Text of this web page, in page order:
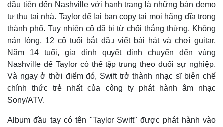
Biển đảo
đầu tiên đến Nashville với hành trang là những bản demo
tự thu tại nhà. Taylor để lại bản copy tại mọi hãng đĩa trong
thành phố. Tuy nhiên cô đã bị từ chối thẳng thừng. Không
nản lòng, 12 cô tuổi bắt đầu viết bài hát và chơi guitar.
Năm 14 tuổi, gia đình quyết định chuyển đến vùng
Nashville để Taylor có thể tập trung theo đuổi sự nghiệp.
Và ngay ở thời điểm đó, Swift trở thành nhạc sĩ biên chế
chính thức trẻ nhất của công ty phát hành âm nhạc
Sony/ATV.
Album đầu tay có tên "Taylor Swift" được phát hành vào